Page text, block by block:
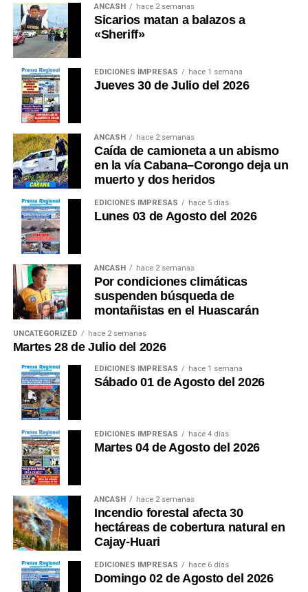
ANCASH hace 2 semanas
Sicarios matan a balazos a
«Sheriff»
EDICIONES IMPRESAS hace 1 semana
Jueves 30 de Julio del 2026
ANCASH hace 2 semanas
Caída de camioneta a un abismo
en la vía Cabana–Corongo deja un
muerto y dos heridos
EDICIONES IMPRESAS hace 5 días
Lunes 03 de Agosto del 2026
ANCASH hace 2 semanas
Por condiciones climáticas
suspenden búsqueda de
montañistas en el Huascarán
UNCATEGORIZED hace 2 semanas
Martes 28 de Julio del 2026
EDICIONES IMPRESAS hace 1 semana
Sábado 01 de Agosto del 2026
EDICIONES IMPRESAS hace 4 días
Martes 04 de Agosto del 2026
ANCASH hace 2 semanas
Incendio forestal afecta 30
hectáreas de cobertura natural en
Cajay-Huari
EDICIONES IMPRESAS hace 6 días
Domingo 02 de Agosto del 2026